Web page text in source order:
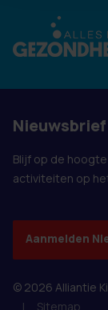
Nieuwsbrief
Blijf op de
activiteiten op
Aanmelden
© 2026 Alliantie
|
Sitemap